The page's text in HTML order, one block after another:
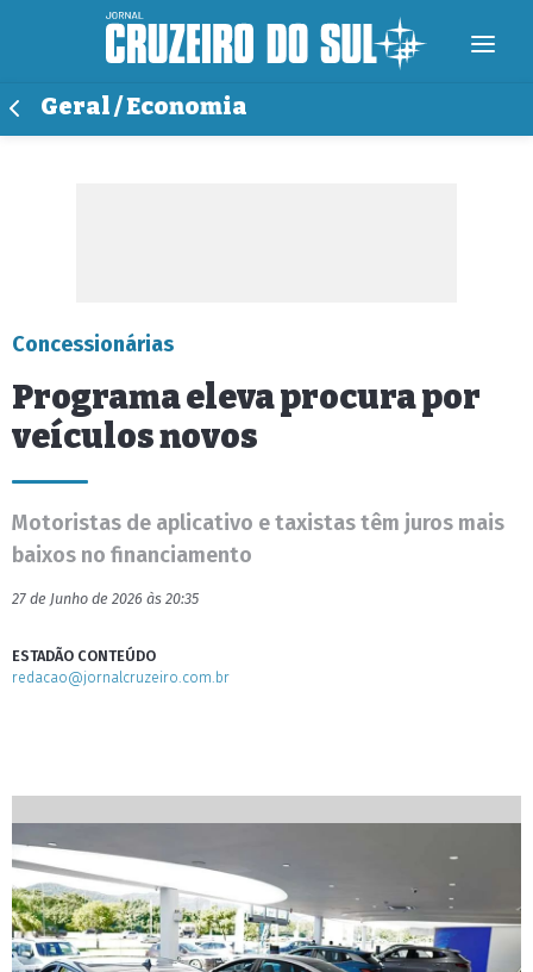
Geral / Economia
Concessionárias
Programa eleva procura por
veículos novos
Motoristas de aplicativo e taxistas têm juros mais
baixos no financiamento
27 de Junho de 2026 às 20:35
ESTADÃO CONTEÚDO
redacao@jornalcruzeiro.com.br